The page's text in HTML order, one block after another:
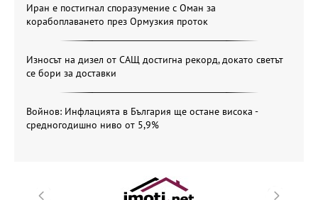
Иран е постигнал споразумение с Оман за
корабоплаването през Ормузкия проток
Износът на дизел от САЩ достигна рекорд, докато светът
се бори за доставки
Войнов: Инфлацията в България ще остане висока -
средногодишно ниво от 5,9%